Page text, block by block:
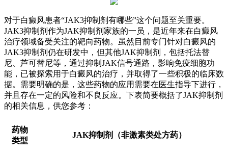
对于白癜风患者“JAK3抑制剂有哪些”这个问题至关重要。
JAK3抑制剂作为JAK抑制剂家族的一员，是近年来在白癜风
治疗领域备受关注的靶向药物。虽然目前专门针对白癜风的
JAK3抑制剂仍在研发中，但其他JAK抑制剂，包括托法替
尼、芦可替尼等，通过抑制JAK信号通路，影响免疫细胞功
能，已被探索用于白癜风的治疗，并取得了一些积极的临床数
据。需要明确的是，这些药物的应用需要在医生指导下进行，
并且存在一定的风险和不良反应。下表简要概括了JAK抑制剂
的相关信息，供您参考：
药物
类型
JAK抑制剂（非激素类处方药）